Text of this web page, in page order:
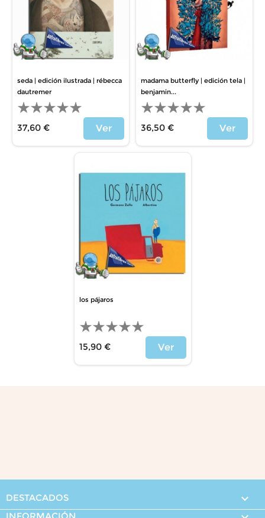
seda | edición ilustrada | rébecca
dautremer
37,60 €
Ver
madama butterfly | edición tela |
benjamin...
36,50 €
Ver
los pájaros
15,90 €
Ver
DESTACADOS 